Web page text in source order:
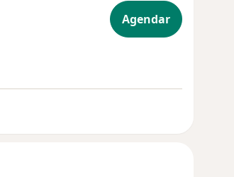
Agendar